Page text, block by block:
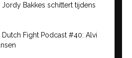
Jordy Bakkes schittert tijdens
Dutch Fight Podcast #40: Alvi